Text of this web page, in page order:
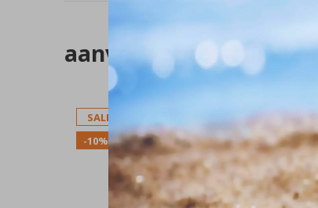
aanverwante artikelen
SALE
-10%